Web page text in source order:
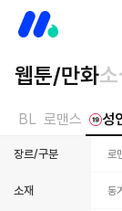
웹툰/만화
BL 로맨스 성
장르/구분 로
소재 동